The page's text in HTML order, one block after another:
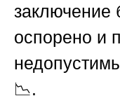
заключение
оспорено и
📉.